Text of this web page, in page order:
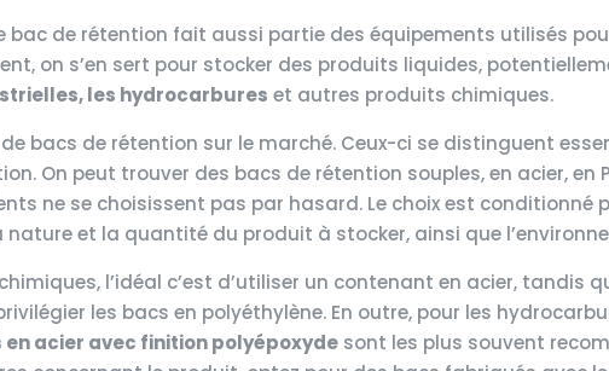
bac de rétention fait aussi partie des équipements utilisés
on s’en sert pour stocker des produits liquides,
les hydrocarbures et autres produits chimiques.
bacs de rétention sur le marché. Ceux-ci se distinguent
On peut trouver des bacs de rétention souples, en acier, en
ne se choisissent pas par hasard. Le choix est conditionné
et la quantité du produit à stocker, ainsi que
l’idéal c’est d’utiliser un contenant en acier, tandis
les bacs en polyéthylène. En outre, pour les
en acier avec finition polyépoxyde sont les plus souvent